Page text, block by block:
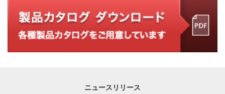
ニュースリリース